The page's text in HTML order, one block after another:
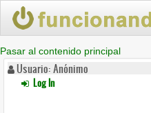
Pasar al contenido principal
Usuario: Anónimo
Log In